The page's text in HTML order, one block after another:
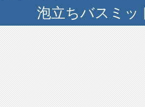
泡立ちバスミッ